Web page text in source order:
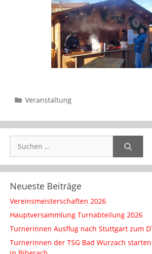
Kategorien
Veranstaltung
nach:
Neueste Beiträge
Vereinsmeisterschaften 2026
Hauptversammlung Turnabteilung 2026
Turnerinnen Ausflug nach Stuttgart zum
Turnerinnen der TSG Bad Wurzach